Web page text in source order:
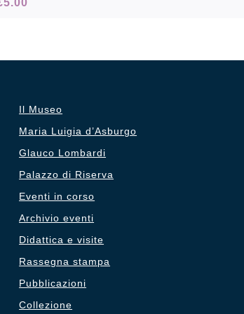
€5.00.
Il Museo
Maria Luigia d’Asburgo
Glauco Lombardi
Palazzo di Riserva
Eventi in corso
Archivio eventi
Didattica e visite
Rassegna stampa
Pubblicazioni
Collezione